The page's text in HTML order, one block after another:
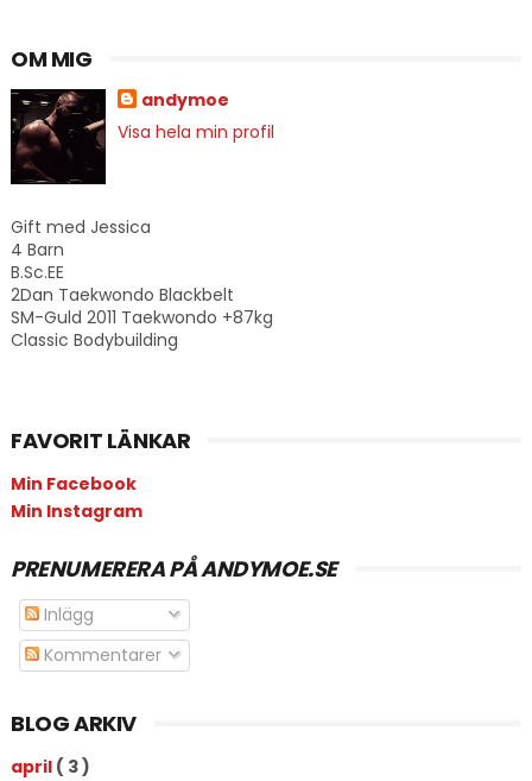
OM MIG
andymoe
Visa hela min profil
Gift med Jessica
4 Barn
B.Sc.EE
2Dan Taekwondo Blackbelt
SM-Guld 2011 Taekwondo +87kg
Classic Bodybuilding
FAVORIT LÄNKAR
Min Facebook
Min Instagram
PRENUMERERA PÅ ANDYMOE.SE
Inlägg
Kommentarer
BLOG ARKIV
april ( 3 )